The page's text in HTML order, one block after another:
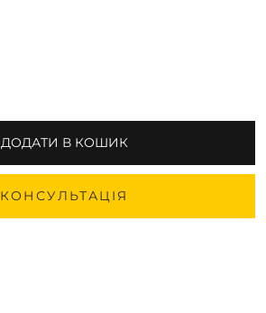
ДОДАТИ В КОШИК
КОНСУЛЬТАЦІЯ